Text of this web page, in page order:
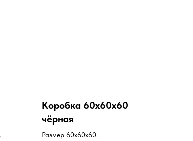
Коробка 60х60х60
чёрная
Размер 60х60х60.